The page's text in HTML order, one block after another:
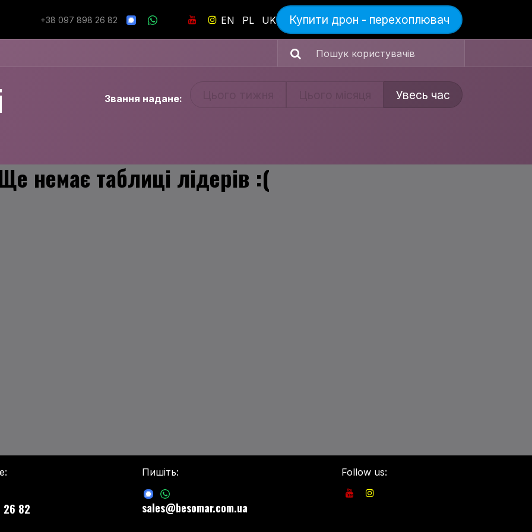
Інші моделі Підтримка Контакти Новини
+38 097 898 26 82 EN PL UK Купити дрон - перехоплювач
Звання надане: Увесь час
немає таблиці лідерів :(
26 82
Пишіть:
sales@besomar.com.ua
Follow us: